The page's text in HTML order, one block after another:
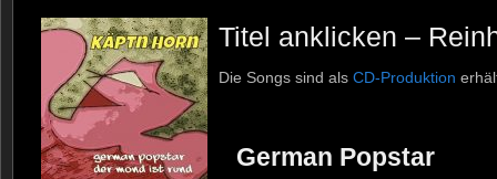
Titel anklicken –
Die Songs sind als CD-Produktion
German Popstar